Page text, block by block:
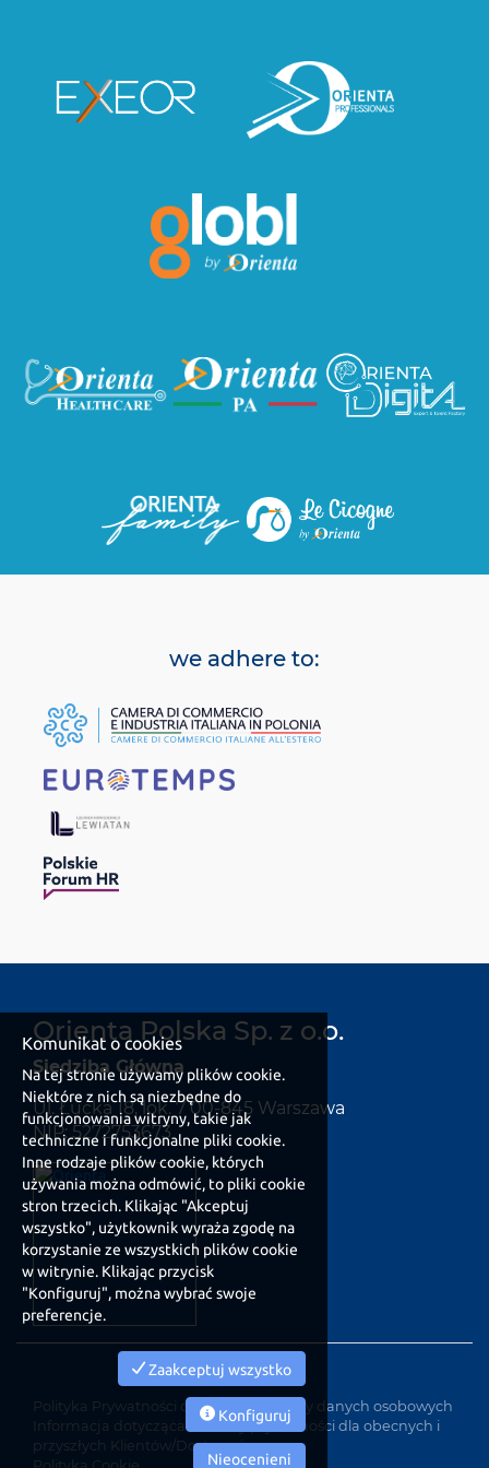
we adhere to:
Orienta Polska Sp. z o.o.
Siedziba Główna
Ul. Łucka 18, lok. 7 00-845 Warszawa
NIP: 5272753673
Polityka Prywatności dotycząca ochrony danych osobowych
Informacja dotycząca ochrony prywatności dla obecnych i
przyszłych Klientów/Dostawców
Komunikat o cookies
Na tej stronie używamy plików cookie.
Niektóre z nich są niezbędne do
funkcjonowania witryny, takie jak
techniczne i funkcjonalne pliki cookie.
Inne rodzaje plików cookie, których
używania można odmówić, to pliki cookie
stron trzecich. Klikając "Akceptuj
wszystko", użytkownik wyraża zgodę na
korzystanie ze wszystkich plików cookie
w witrynie. Klikając przycisk
"Konfiguruj", można wybrać swoje
preferencje.
Zaakceptuj wszystko
Konfiguruj
Nieocenieni